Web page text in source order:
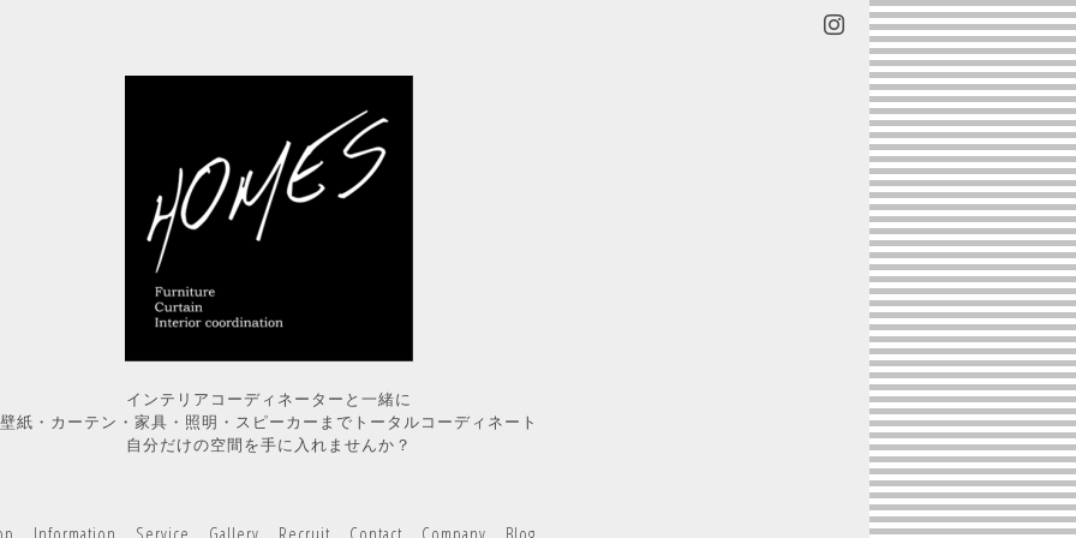
インテリアコーディネーターと一緒に
壁紙・カーテン・家具・照明・スピーカーまでトータルコーディネート
自分だけの空間を手に入れませんか？
Information Service Gallery Recruit Contact Company Blog